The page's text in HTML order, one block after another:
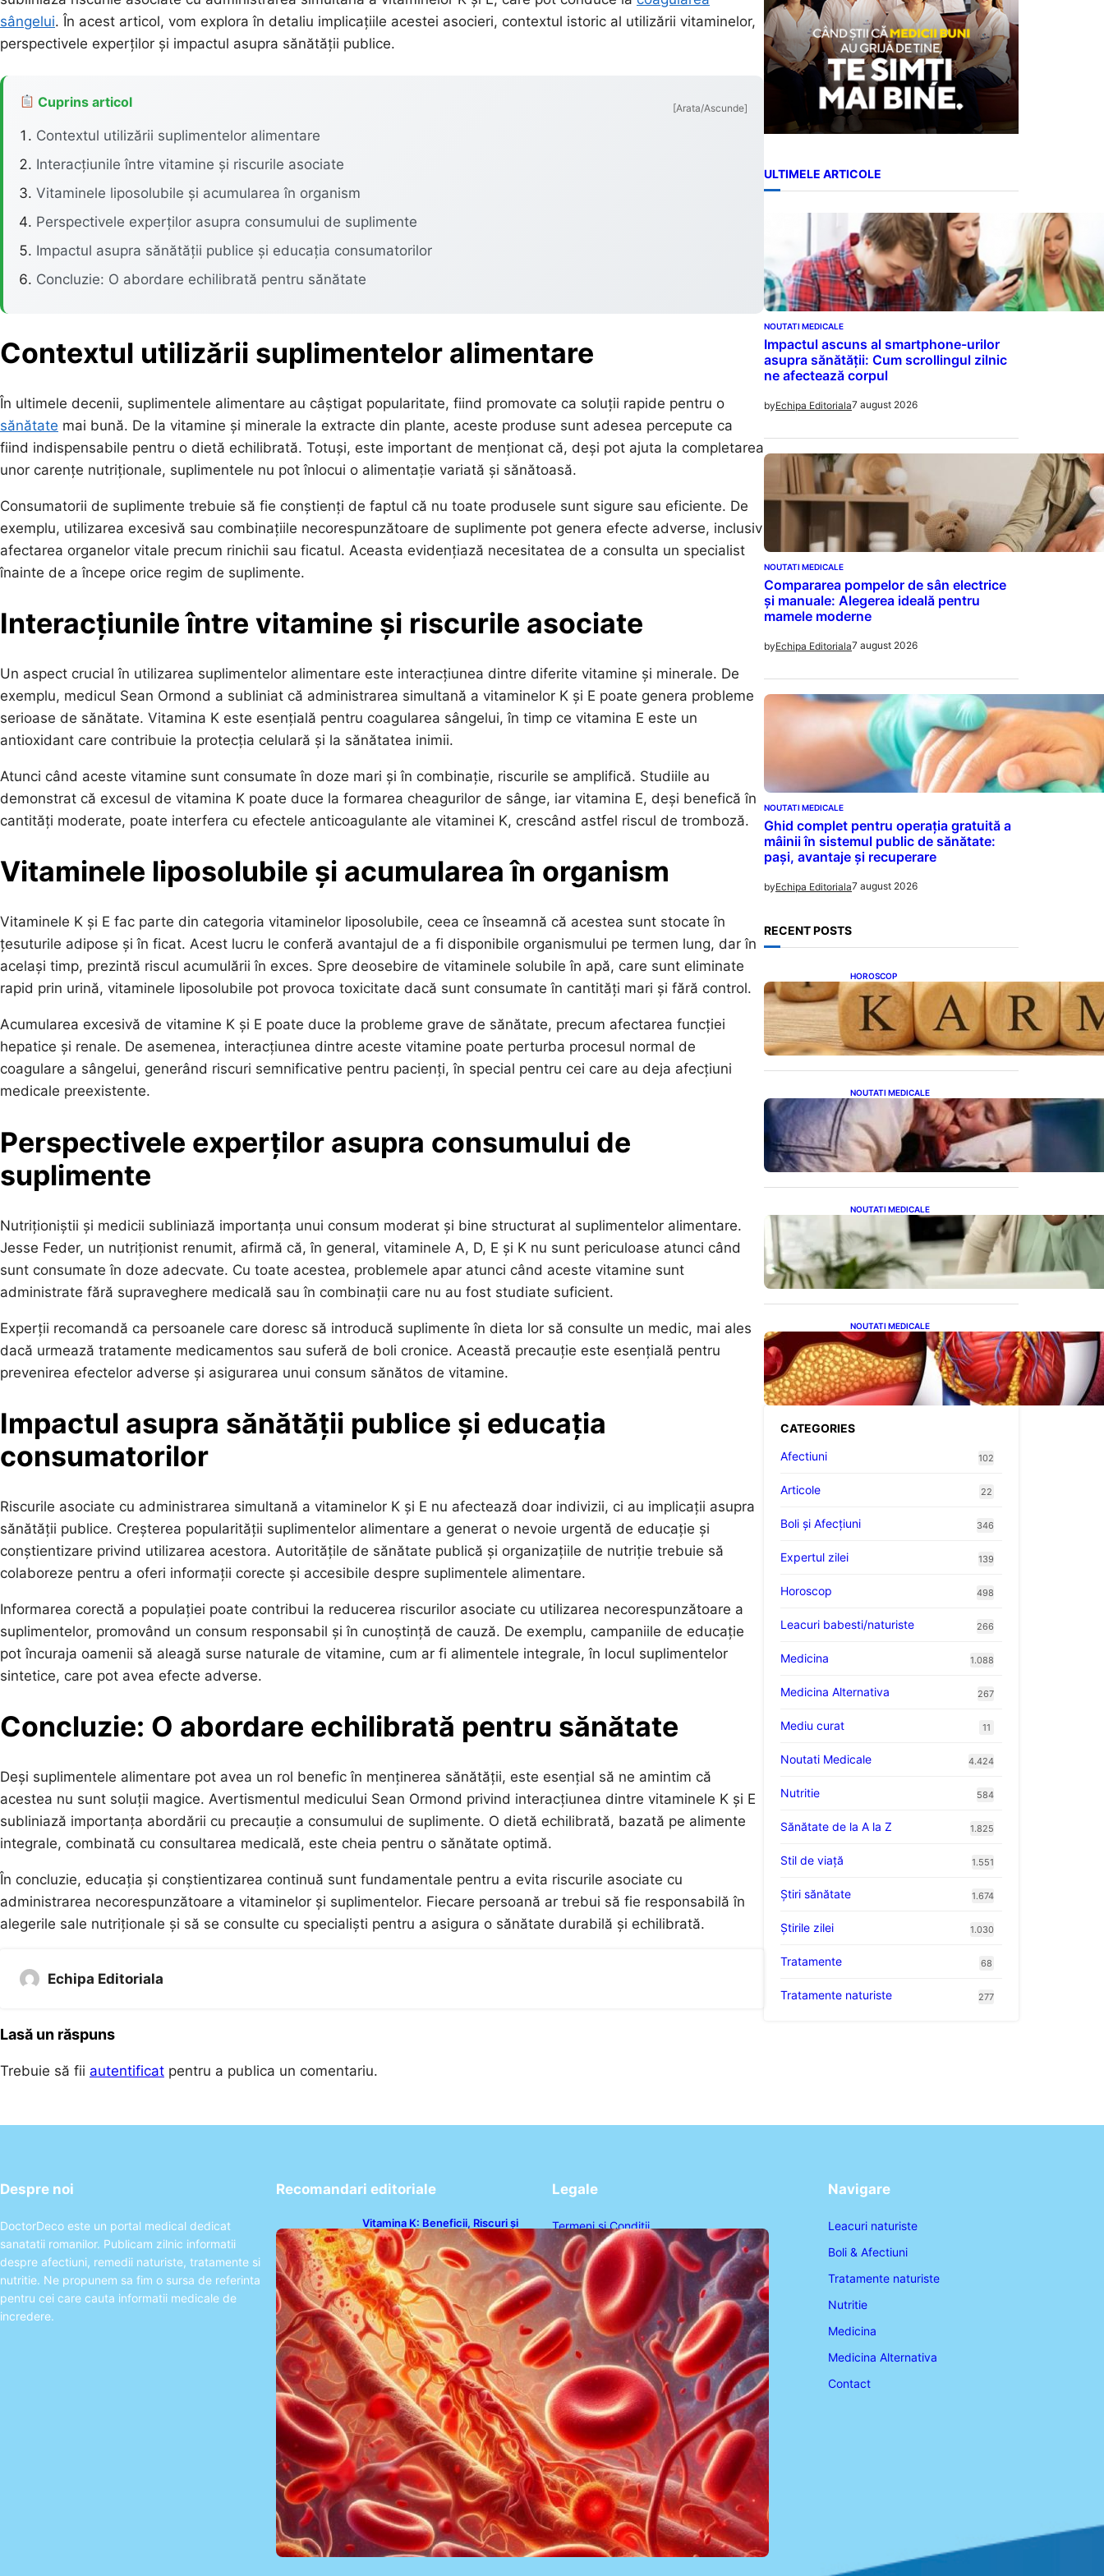
sângelui. În acest articol, vom explora în detaliu implicațiile acestei asocieri, contextul istoric al utilizării vitaminelor,
perspectivele experților și impactul asupra sănătății publice.
Cuprins articol [Arata/Ascunde]
Contextul utilizării suplimentelor alimentare
Interacțiunile între vitamine și riscurile asociate
Vitaminele liposolubile și acumularea în organism
Perspectivele experților asupra consumului de suplimente
Impactul asupra sănătății publice și educația consumatorilor
Concluzie: O abordare echilibrată pentru sănătate
Contextul utilizării suplimentelor alimentare
În ultimele decenii, suplimentele alimentare au câștigat popularitate, fiind promovate ca soluții rapide pentru o
sănătate mai bună. De la vitamine și minerale la extracte din plante, aceste produse sunt adesea percepute ca
fiind indispensabile pentru o dietă echilibrată. Totuși, este important de menționat că, deși pot ajuta la completarea
unor carențe nutriționale, suplimentele nu pot înlocui o alimentație variată și sănătoasă.
Consumatorii de suplimente trebuie să fie conștienți de faptul că nu toate produsele sunt sigure sau eficiente. De
exemplu, utilizarea excesivă sau combinațiile necorespunzătoare de suplimente pot genera efecte adverse, inclusiv
afectarea organelor vitale precum rinichii sau ficatul. Aceasta evidențiază necesitatea de a consulta un specialist
înainte de a începe orice regim de suplimente.
Interacțiunile între vitamine și riscurile asociate
Un aspect crucial în utilizarea suplimentelor alimentare este interacțiunea dintre diferite vitamine și minerale. De
exemplu, medicul Sean Ormond a subliniat că administrarea simultană a vitaminelor K și E poate genera probleme
serioase de sănătate. Vitamina K este esențială pentru coagularea sângelui, în timp ce vitamina E este un
antioxidant care contribuie la protecția celulară și la sănătatea inimii.
Atunci când aceste vitamine sunt consumate în doze mari și în combinație, riscurile se amplifică. Studiile au
demonstrat că excesul de vitamina K poate duce la formarea cheagurilor de sânge, iar vitamina E, deși benefică în
cantități moderate, poate interfera cu efectele anticoagulante ale vitaminei K, crescând astfel riscul de tromboză.
Vitaminele liposolubile și acumularea în organism
Vitaminele K și E fac parte din categoria vitaminelor liposolubile, ceea ce înseamnă că acestea sunt stocate în
țesuturile adipose și în ficat. Acest lucru le conferă avantajul de a fi disponibile organismului pe termen lung, dar în
același timp, prezintă riscul acumulării în exces. Spre deosebire de vitaminele solubile în apă, care sunt eliminate
rapid prin urină, vitaminele liposolubile pot provoca toxicitate dacă sunt consumate în cantități mari și fără control.
Acumularea excesivă de vitamine K și E poate duce la probleme grave de sănătate, precum afectarea funcției
hepatice și renale. De asemenea, interacțiunea dintre aceste vitamine poate perturba procesul normal de
coagulare a sângelui, generând riscuri semnificative pentru pacienți, în special pentru cei care au deja afecțiuni
medicale preexistente.
Perspectivele experților asupra consumului de
suplimente
Nutriționiștii și medicii subliniază importanța unui consum moderat și bine structurat al suplimentelor alimentare.
Jesse Feder, un nutriționist renumit, afirmă că, în general, vitaminele A, D, E și K nu sunt periculoase atunci când
sunt consumate în doze adecvate. Cu toate acestea, problemele apar atunci când aceste vitamine sunt
administrate fără supraveghere medicală sau în combinații care nu au fost studiate suficient.
Experții recomandă ca persoanele care doresc să introducă suplimente în dieta lor să consulte un medic, mai ales
dacă urmează tratamente medicamentos sau suferă de boli cronice. Această precauție este esențială pentru
prevenirea efectelor adverse și asigurarea unui consum sănătos de vitamine.
Impactul asupra sănătății publice și educația
consumatorilor
Riscurile asociate cu administrarea simultană a vitaminelor K și E nu afectează doar indivizii, ci au implicații asupra
sănătății publice. Creșterea popularității suplimentelor alimentare a generat o nevoie urgentă de educație și
conștientizare privind utilizarea acestora. Autoritățile de sănătate publică și organizațiile de nutriție trebuie să
colaboreze pentru a oferi informații corecte și accesibile despre suplimentele alimentare.
Informarea corectă a populației poate contribui la reducerea riscurilor asociate cu utilizarea necorespunzătoare a
suplimentelor, promovând un consum responsabil și în cunoștință de cauză. De exemplu, campaniile de educație
pot încuraja oamenii să aleagă surse naturale de vitamine, cum ar fi alimentele integrale, în locul suplimentelor
sintetice, care pot avea efecte adverse.
Concluzie: O abordare echilibrată pentru sănătate
Deși suplimentele alimentare pot avea un rol benefic în menținerea sănătății, este esențial să ne amintim că
acestea nu sunt soluții magice. Avertismentul medicului Sean Ormond privind interacțiunea dintre vitaminele K și E
subliniază importanța abordării cu precauție a consumului de suplimente. O dietă echilibrată, bazată pe alimente
integrale, combinată cu consultarea medicală, este cheia pentru o sănătate optimă.
În concluzie, educația și conștientizarea continuă sunt fundamentale pentru a evita riscurile asociate cu
administrarea necorespunzătoare a vitaminelor și suplimentelor. Fiecare persoană ar trebui să fie responsabilă în
alegerile sale nutriționale și să se consulte cu specialiști pentru a asigura o sănătate durabilă și echilibrată.
Echipa Editoriala
Lasă un răspuns
Trebuie să fii autentificat pentru a publica un comentariu.
ULTIMELE ARTICOLE
NOUTATI MEDICALE
Impactul ascuns al smartphone-urilor
asupra sănătății: Cum scrollingul zilnic
ne afectează corpul
byEchipa Editoriala7 august 2026
NOUTATI MEDICALE
Compararea pompelor de sân electrice
și manuale: Alegerea ideală pentru
mamele moderne
byEchipa Editoriala7 august 2026
NOUTATI MEDICALE
Ghid complet pentru operația gratuită a
mâinii în sistemul public de sănătate:
pași, avantaje și recuperare
byEchipa Editoriala7 august 2026
RECENT POSTS
HOROSCOP
Eclipsa și Karma: Impactul
Emoțional Asupra Zodiilor
Leu și Vărsător
NOUTATI MEDICALE
Tusea seacă nocturnă:
Semnale importante despre
sănătatea inimii tale
NOUTATI MEDICALE
Sprijin financiar pentru
pensionari: Ce înseamnă
ajutoarele de până la 500
de lei în 2026
NOUTATI MEDICALE
Descoperirea revoluționară:
Afereza terapeutică, un
posibil aliat în eliminarea
microplasticelor din sânge
CATEGORIES
Afectiuni
102
Articole 22
Boli și Afecțiuni 346
Expertul zilei 139
Horoscop 498
Leacuri babesti/naturiste 266
Medicina 1.088
Medicina Alternativa 267
Mediu curat 11
Noutati Medicale 4.424
Nutritie 584
Sănătate de la A la Z 1.825
Stil de viaţă 1.551
Ştiri sănătate 1.674
Știrile zilei 1.030
Tratamente 68
Tratamente naturiste 277
Despre noi
DoctorDeco este un portal medical dedicat
sanatatii romanilor. Publicam zilnic informatii
despre afectiuni, remedii naturiste, tratamente si
nutritie. Ne propunem sa fim o sursa de referinta
pentru cei care cauta informatii medicale de
incredere.
Recomandari editoriale
Vitamina K: Beneficii, Riscuri și
Interacțiuni în Coagularea Sângelui
Legale
Termeni și Condiții
Politica de Confidențialitate
Politica de Cookies
Disclaimer
Contact
Navigare
Leacuri naturiste
Boli & Afectiuni
Tratamente naturiste
Nutritie
Medicina
Medicina Alternativa
Contact